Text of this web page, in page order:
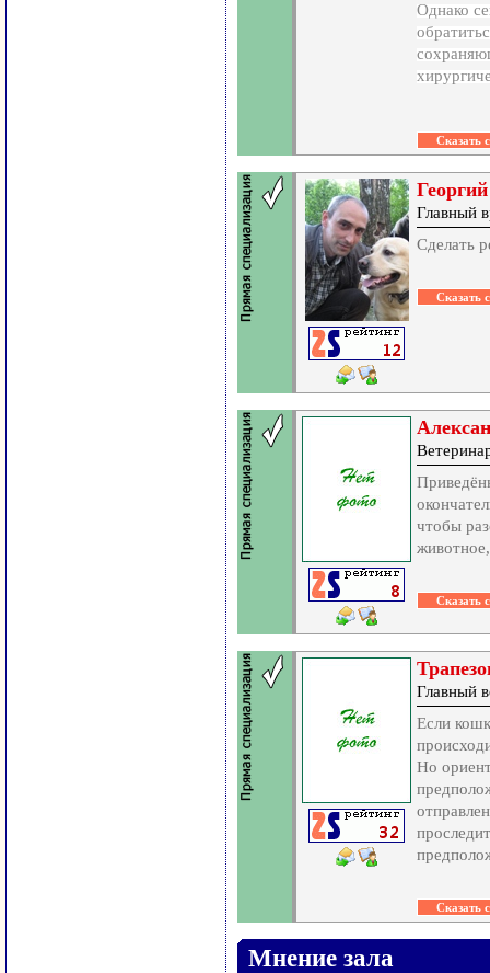
Однако
Главный
Сделать
чтобы
Главный
Если
Но
Мнение зала